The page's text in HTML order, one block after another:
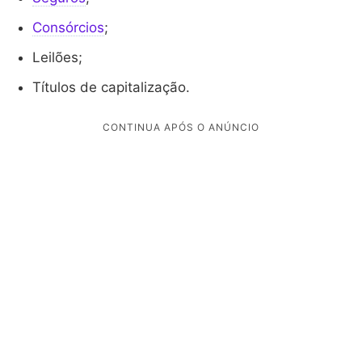
Consórcios;
Leilões;
Títulos de capitalização.